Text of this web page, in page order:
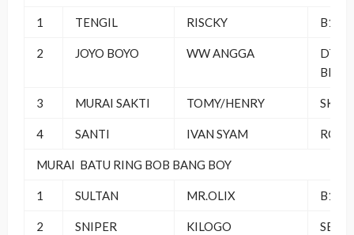
1 TENGIL RISCKY B16
2 JOYO BOYO WW ANGGA
DT
3 MURAI SAKTI TOMY/HENRY SKR
4 SANTI IVAN SYAM ROY
MURAI BATU RING BOB BANG BOY
1 SULTAN MR.OLIX B16
2 SNIPER KILOGO